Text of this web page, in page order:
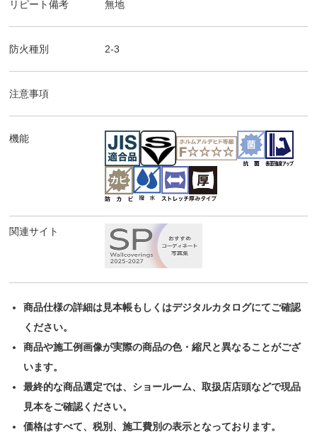
リピート備考 無地
防火種別 2-3
注意事項
機能
関連サイト
商品仕様の詳細は見本帳もしくはデジタルカタログにてご確認
ください。
商品や施工例画像が実際の商品の色・縮尺と異なることがござ
います。
最終的な商品選定では、ショールーム、取扱店店頭などで現品
見本をご確認ください。
価格はすべて、税別、施工費別の表示となっております。